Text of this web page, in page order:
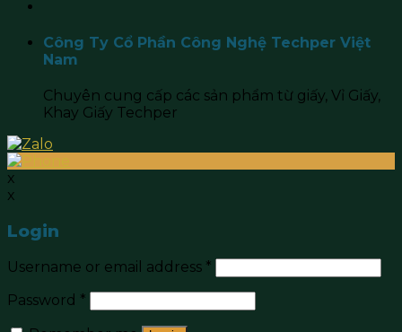
Công Ty Cổ Phần Công Nghệ Techper Việt
Nam
Chuyên cung cấp các sản phẩm từ giấy, Vỉ Giấy,
Khay Giấy Techper
x
x
Login
Username or email address *
Password *